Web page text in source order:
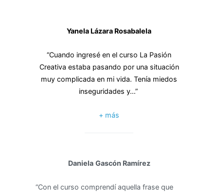
Yanela Lázara Rosabalela
“Cuando ingresé en el curso La Pasión
Creativa estaba pasando por una situación
muy complicada en mi vida. Tenía miedos
inseguridades y…”
+ más
Daniela Gascón Ramírez
“Con el curso comprendí aquella frase que